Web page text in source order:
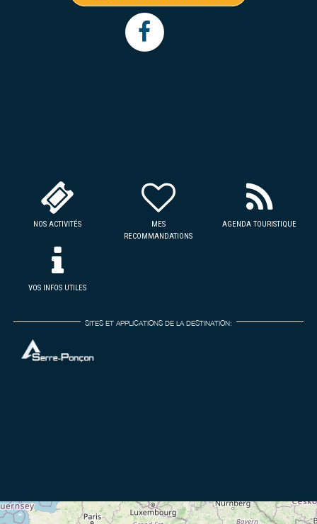
NOS ACTIVITÉS
MES
RECOMMANDATIONS
AGENDA TOURISTIQUE
VOS INFOS UTILES
SITES ET APPLICATIONS DE LA DESTINATION: